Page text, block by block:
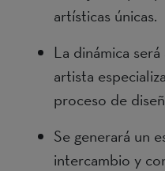
artísticas únicas.
La dinámica
artista
proceso de
Se generará un
intercambio y